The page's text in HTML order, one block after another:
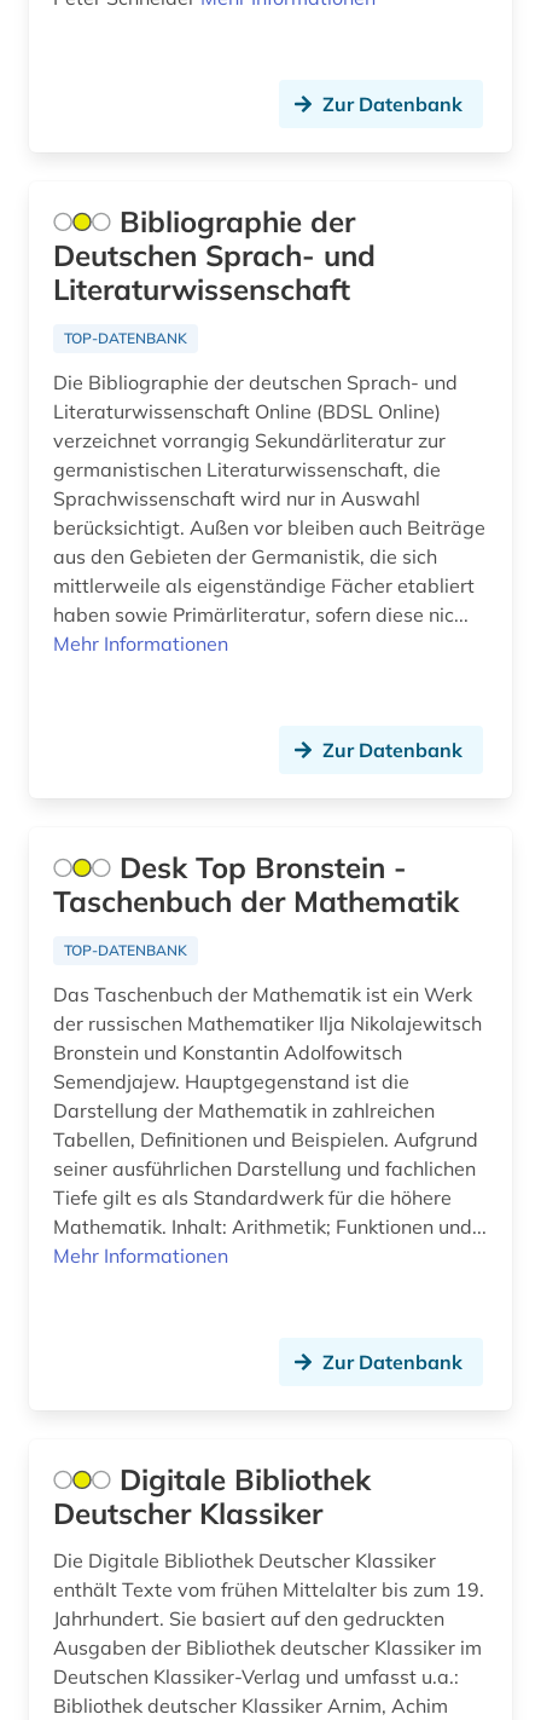
afrikanische sprachen (1)
afrikastudien (2)
afrikawissenschaften (3)
afro-amerikanische geschichte (1)
afro-amerikanische literatur (1)
afroamerikaner (5)
afroamerikanische musik (5)
agder (2)
aggressivität (1)
agrarforschung (2)
agrarkultur (1)
agrarmarkt (2)
agrarprodukt (2)
agrarproduktion (1)
agrarrecht (2)
agrarwissenschaften (3)
agrikulturchemie (2)
agrochemikalie (1)
agrophysik (1)
Zur Datenbank
Bibliographie der
Deutschen Sprach- und
Literaturwissenschaft
TOP-DATENBANK
Die Bibliographie der deutschen Sprach- und
Literaturwissenschaft Online (BDSL Online)
verzeichnet vorrangig Sekundärliteratur zur
germanistischen Literaturwissenschaft, die
Sprachwissenschaft wird nur in Auswahl
berücksichtigt. Außen vor bleiben auch Beiträge
aus den Gebieten der Germanistik, die sich
mittlerweile als eigenständige Fächer etabliert
haben sowie Primärliteratur, sofern diese nic...
Mehr Informationen
Zur Datenbank
Desk Top Bronstein -
Taschenbuch der Mathematik
TOP-DATENBANK
Das Taschenbuch der Mathematik ist ein Werk
der russischen Mathematiker Ilja Nikolajewitsch
Bronstein und Konstantin Adolfowitsch
Semendjajew. Hauptgegenstand ist die
Darstellung der Mathematik in zahlreichen
Tabellen, Definitionen und Beispielen. Aufgrund
seiner ausführlichen Darstellung und fachlichen
Tiefe gilt es als Standardwerk für die höhere
Mathematik. Inhalt: Arithmetik; Funktionen und...
Mehr Informationen
Zur Datenbank
Digitale Bibliothek
Deutscher Klassiker
Die Digitale Bibliothek Deutscher Klassiker
enthält Texte vom frühen Mittelalter bis zum 19.
Jahrhundert. Sie basiert auf den gedruckten
Ausgaben der Bibliothek deutscher Klassiker im
Deutschen Klassiker-Verlag und umfasst u.a.:
Bibliothek deutscher Klassiker Arnim, Achim